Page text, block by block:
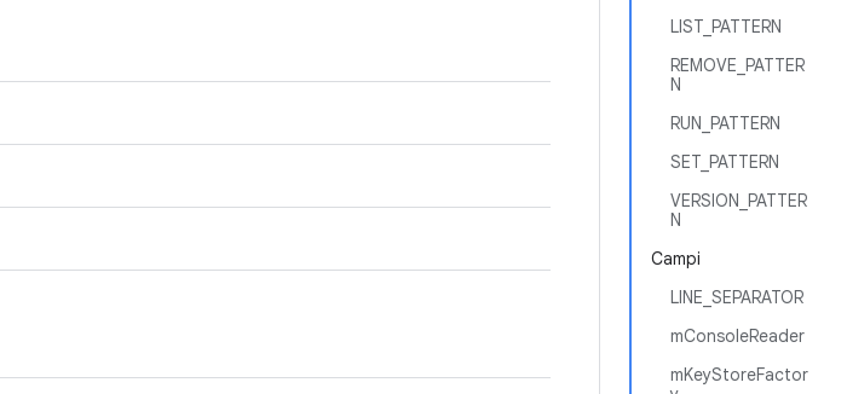
LIST_PATTERN
REMOVE_PATTER
N
RUN_PATTERN
SET_PATTERN
VERSION_PATTER
N
Campi
LINE_SEPARATOR
mConsoleReader
mKeyStoreFactor